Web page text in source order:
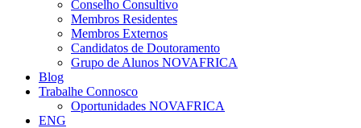
Conselho Consultivo
Membros Residentes
Membros Externos
Candidatos de Doutoramento
Grupo de Alunos NOVAFRICA
Blog
Trabalhe Connosco
Oportunidades NOVAFRICA
ENG